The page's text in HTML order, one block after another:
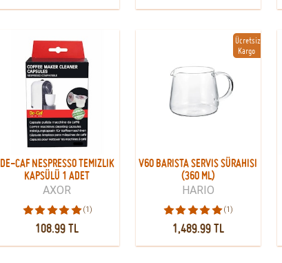
DE-CAF NESPRESSO TEMIZLIK
KAPSÜLÜ 1 ADET
AXOR
(1)
108.99 TL
Ücretsiz
Kargo
V60 BARISTA SERVIS SÜRAHISI
(360 ML)
HARIO
(1)
1,489.99 TL